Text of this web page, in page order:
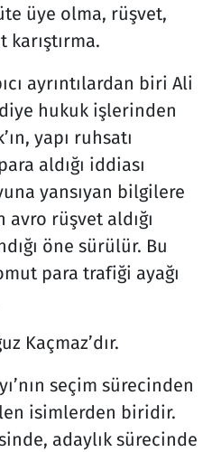
üye olma, rüşvet,
ayrıntılardan biri Ali
hukuk işlerinden
yapı ruhsatı
aldığı iddiası
yansıyan bilgilere
avro rüşvet aldığı
öne sürülür. Bu
para trafiği ayağı
Kaçmaz’dır.
seçim sürecinden
isimlerden biridir.
adaylık sürecinde